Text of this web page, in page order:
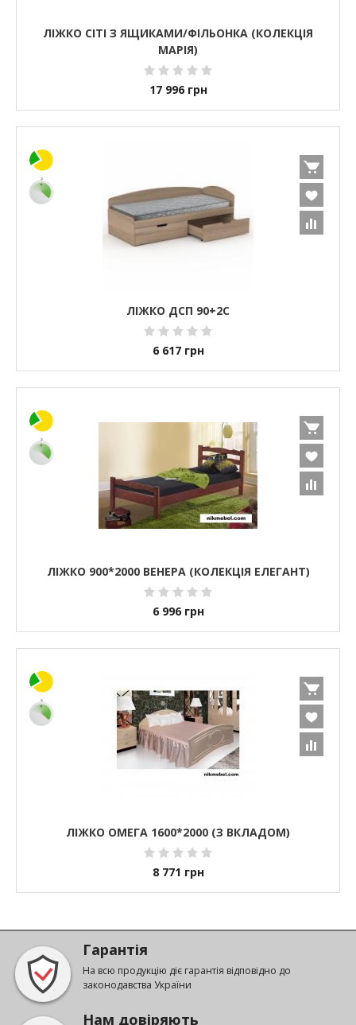
ЛІЖКО СІТІ З ЯЩИКАМИ/ФІЛЬОНКА (КОЛЕКЦІЯ
МАРІЯ)
17 996 грн
ЛІЖКО ДСП 90+2С
6 617 грн
ЛІЖКО 900*2000 ВЕНЕРА (КОЛЕКЦІЯ ЕЛЕГАНТ)
6 996 грн
ЛІЖКО ОМЕГА 1600*2000 (З ВКЛАДОМ)
8 771 грн
Гарантія
На всю продукцію діє гарантія відповідно до
законодавства України
Нам довіряють